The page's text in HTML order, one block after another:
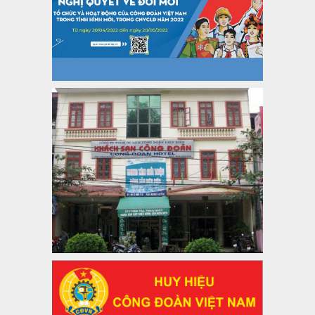
máy của hệ thống chính trị tinh gọn, hoạt động hiệu lực, hiệu
Thời gian đăng: 25/12/2024
lượt xem: 1225 | lượt tải:339
Hướng dẫn Công đoàn với việc tổ chức và hoạt động của
Ban Thanh tra Nhân dân
Thời gian đăng: 27/12/2024
lượt xem: 4950 | lượt tải:1353
35/HD-TLĐ
Hướng dẫn thực hiện một số nội dung chi liên quan đến
công tác kiểm tra, giám sát tại Công đoàn cơ sở
Thời gian đăng: 27/12/2024
lượt xem: 2075 | lượt tải:508
50/2024/QH/15
Luật Công đoàn 2024
Thời gian đăng: 25/12/2024
lượt xem: 4230 | lượt tải:322
2010-CV/TU
Tăng cường công tác lãnh đạo, chỉ đạo phát triển đoàn viên,
thành lập Công đoàn cơ sở trong các doanh nghiệp khu vực